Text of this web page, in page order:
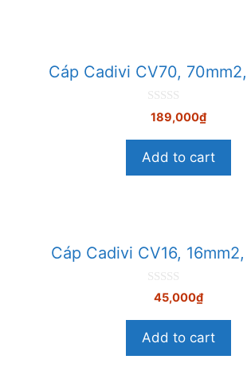
Cáp Cadivi CV70,
0
n
à
5
189,000₫
Add to cart
Cáp Cadivi CV16,
à
5
45,000₫
Add to cart